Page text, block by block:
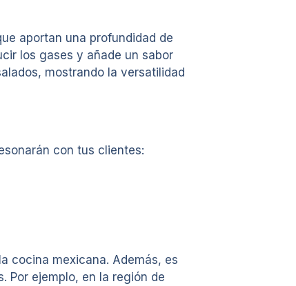
aportan una profundidad de
los gases y añade un sabor
mostrando la versatilidad
con tus clientes:
cocina mexicana. Además, es
Por ejemplo, en la región de